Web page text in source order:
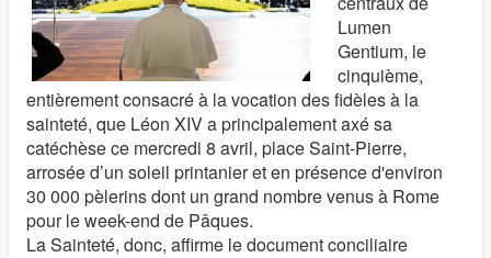
Lumen
Gentium, le
cinquième,
entièrement consacré à la vocation des fidèles à la
sainteté, que Léon XIV a principalement axé sa
catéchèse ce mercredi 8 avril, place Saint-Pierre,
arrosée d’un soleil printanier et en présence d'environ
30 000 pèlerins dont un grand nombre venus à Rome
pour le week-end de Pâques.
La Sainteté, donc, affirme le document conciliaire